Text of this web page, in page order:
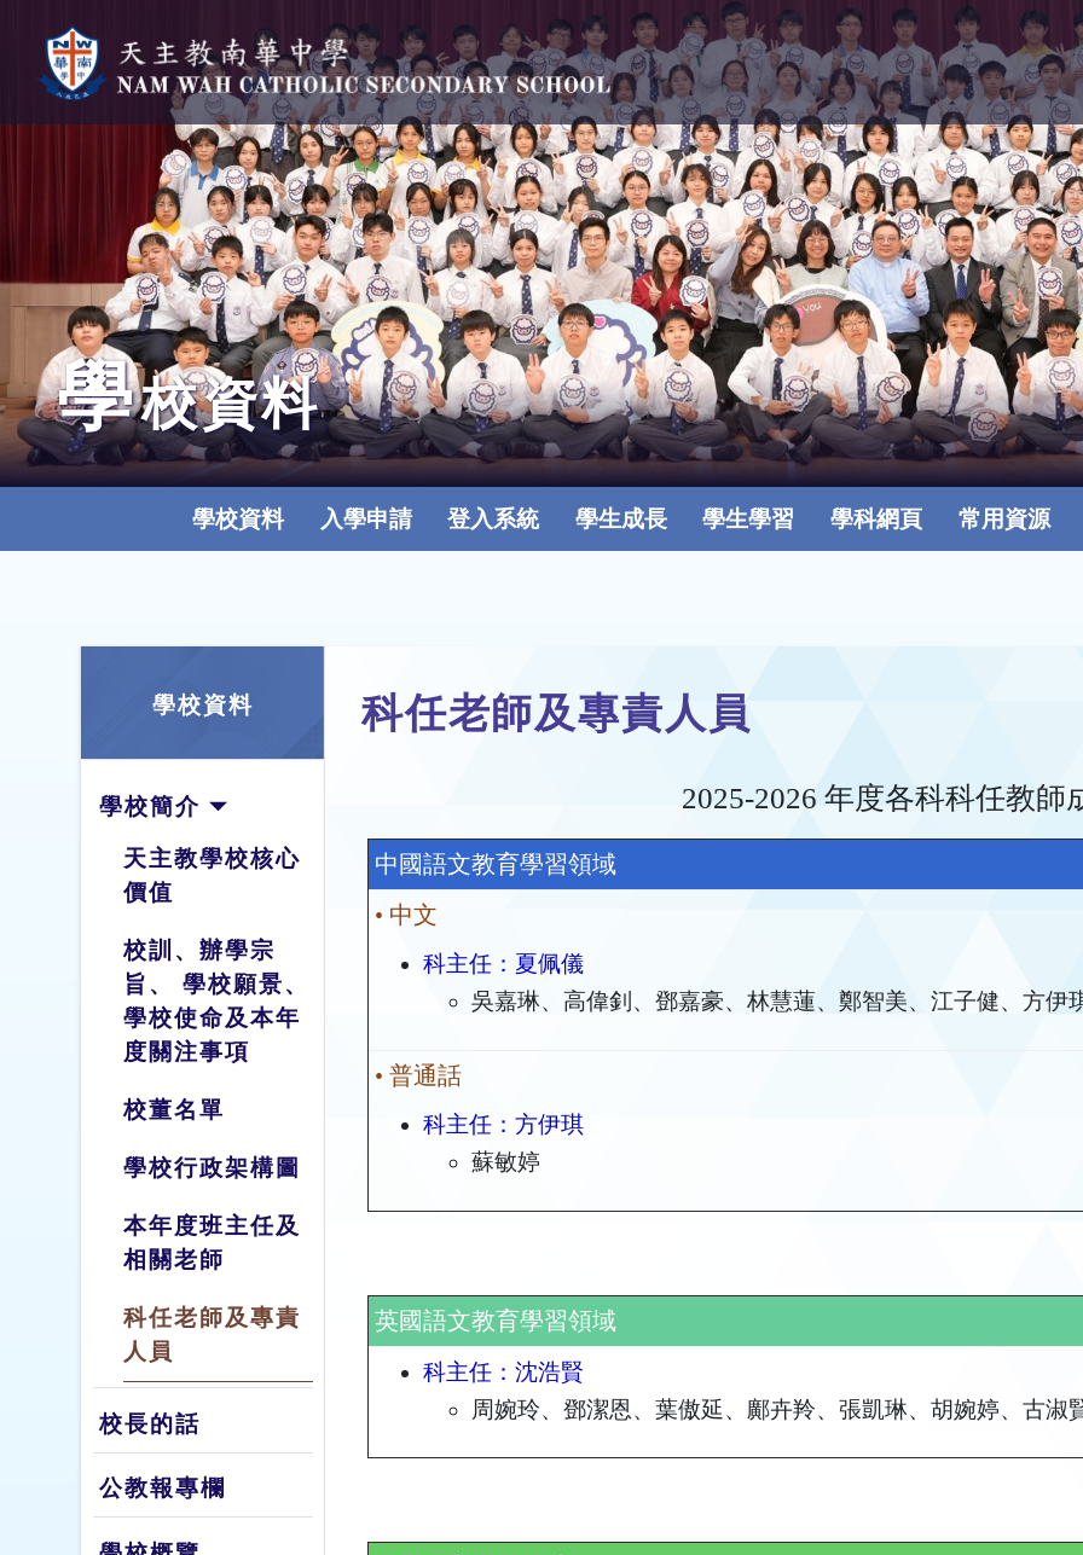
學校資料
學校資料 入學申請 登入系統 學生成長 學生學習 學科網頁 常用資源
學校資料
學校簡介
天主教學校核心
價值
校訓、辦學宗
旨、 學校願景、
學校使命及本年
度關注事項
校董名單
學校行政架構圖
本年度班主任及
相關老師
科任老師及專責
人員
校長的話
公教報專欄
科任老師及專責人員
2025-2026 年度各科科任教師
中國語文教育學習領域
• 中文
科主任：夏佩儀
吳嘉琳、高偉釗、鄧嘉豪、林慧蓮、鄭智美、江子健、方伊
• 普通話
科主任：方伊琪
蘇敏婷
英國語文教育學習領域
科主任：沈浩賢
周婉玲、鄧潔恩、葉傲延、鄺卉羚、張凱琳、胡婉婷、古淑